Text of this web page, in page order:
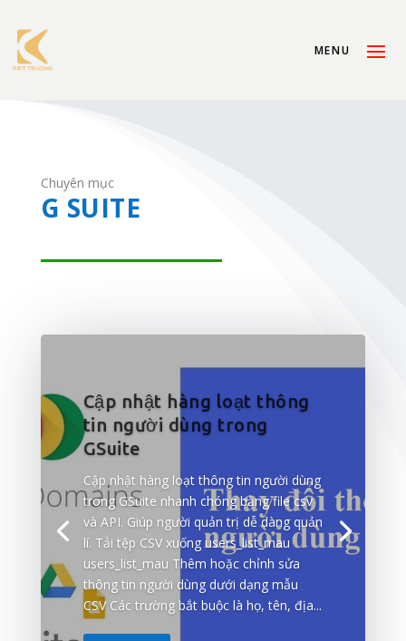
Chuyên mục
G SUITE
Cập nhật hàng loạt thông
tin người dùng trong
GSuite
Cập nhật hàng loạt thông tin người dùng
trong GSuite nhanh chóng bằng file csv
và API. Giúp người quản trị dễ dàng quản
lí. Tải tệp CSV xuống users_list_mau
users_list_mau Thêm hoặc chỉnh sửa
thông tin người dùng dưới dạng mẫu
CSV Các trường bắt buộc là họ, tên, địa...